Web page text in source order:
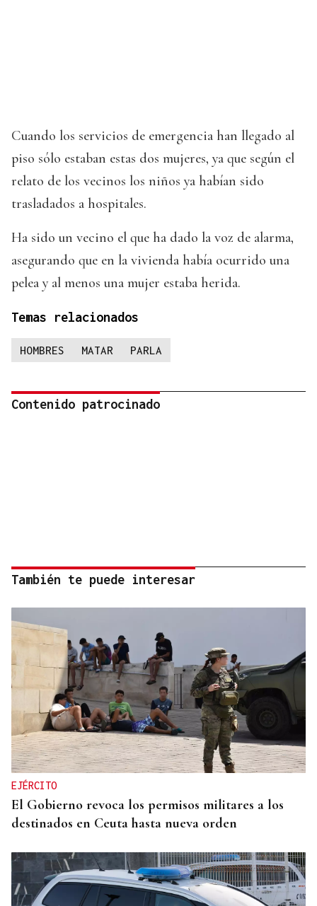
Cuando los servicios de emergencia han llegado al
piso sólo estaban estas dos mujeres, ya que según el
relato de los vecinos los niños ya habían sido
trasladados a hospitales.
Ha sido un vecino el que ha dado la voz de alarma,
asegurando que en la vivienda había ocurrido una
pelea y al menos una mujer estaba herida.
Temas relacionados
HOMBRES MATAR PARLA
Contenido patrocinado
También te puede interesar
EJÉRCITO
El Gobierno revoca los permisos militares a los
destinados en Ceuta hasta nueva orden